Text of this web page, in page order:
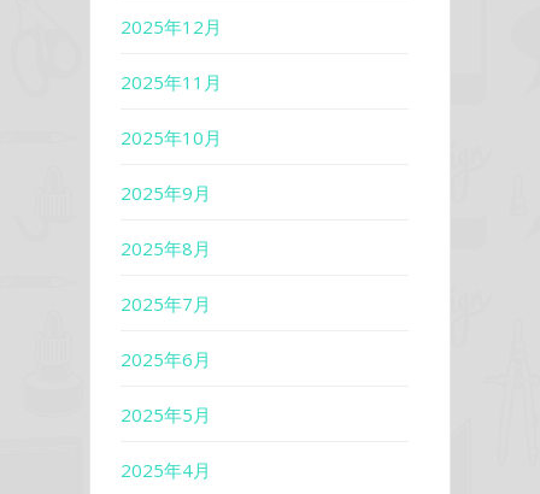
2025年12月
2025年11月
2025年10月
2025年9月
2025年8月
2025年7月
2025年6月
2025年5月
2025年4月